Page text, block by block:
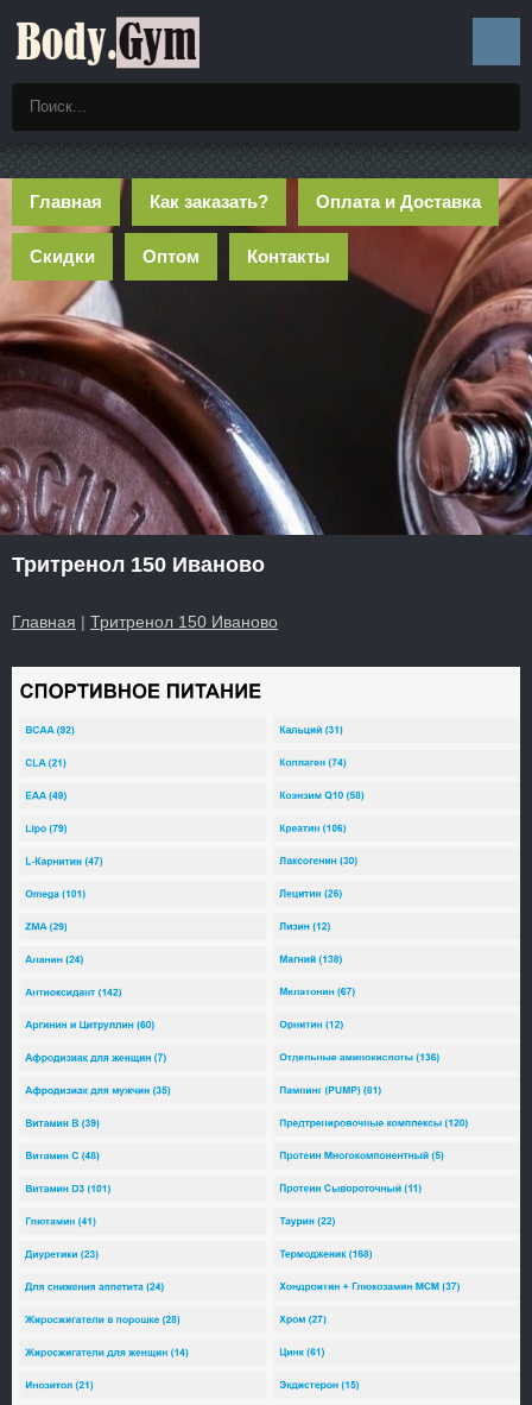
Главная Как заказать? Оплата и Доставка
Скидки Оптом Контакты
Тритренол 150 Иваново
Главная | Тритренол 150 Иваново